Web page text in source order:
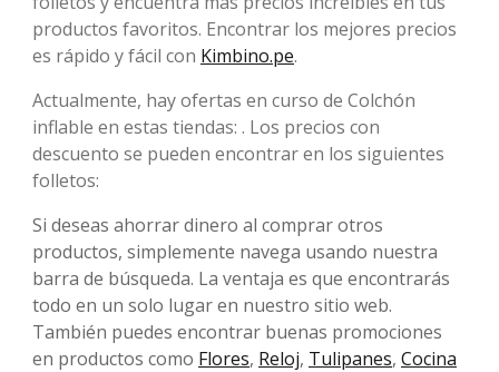
productos favoritos. Encontrar los mejores precios
es rápido y fácil con Kimbino.pe.
Actualmente, hay ofertas en curso de Colchón
inflable en estas tiendas: . Los precios con
descuento se pueden encontrar en los siguientes
folletos:
Si deseas ahorrar dinero al comprar otros
productos, simplemente navega usando nuestra
barra de búsqueda. La ventaja es que encontrarás
todo en un solo lugar en nuestro sitio web.
También puedes encontrar buenas promociones
en productos como Flores, Reloj, Tulipanes, Cocina